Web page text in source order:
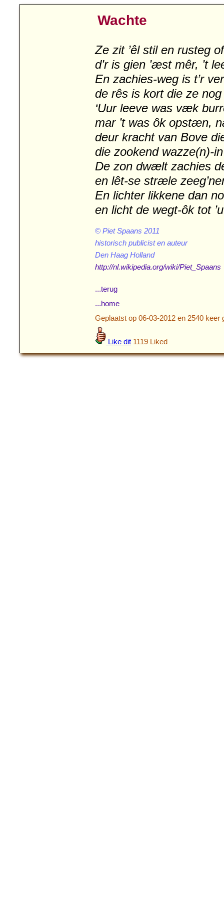
Wachte
Ze zit ’êl stil en rusteg
d’r is gien ’æst mêr, ’t
En zachies-weg is t’r
de rês is kort die ze
‘Uur leeve was væk
mar ’t was ôk opstæn,
deur kracht van Bove
die zookend wazze(n)-
De zon dwælt zachies
en lêt-se stræle
En lichter likkene dan
en licht de wegt-ôk tot
© Piet Spaans 2011
historisch publicist en auteur
http://nl.wikipedia.org/wiki/Piet_Spaans
...terug
...home
Geplaatst op 06-03-2012 en 2540 keer
Like dit 1119 Liked